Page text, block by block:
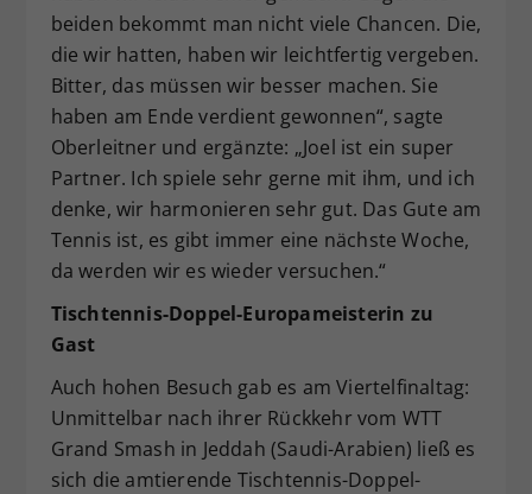
beiden bekommt man nicht viele Chancen. Die,
die wir hatten, haben wir leichtfertig vergeben.
Bitter, das müssen wir besser machen. Sie
haben am Ende verdient gewonnen“, sagte
Oberleitner und ergänzte: „Joel ist ein super
Partner. Ich spiele sehr gerne mit ihm, und ich
denke, wir harmonieren sehr gut. Das Gute am
Tennis ist, es gibt immer eine nächste Woche,
da werden wir es wieder versuchen.“
Tischtennis-Doppel-Europameisterin zu
Gast
Auch hohen Besuch gab es am Viertelfinaltag:
Unmittelbar nach ihrer Rückkehr vom WTT
Grand Smash in Jeddah (Saudi-Arabien) ließ es
sich die amtierende Tischtennis-Doppel-